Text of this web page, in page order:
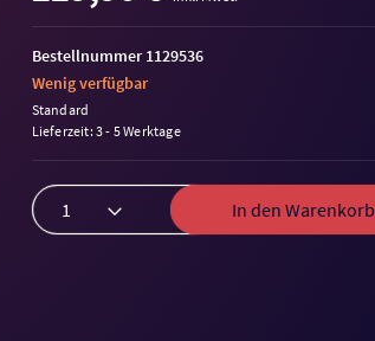
In den Warenkorb
Bestellnummer 1129536
Wenig verfügbar
Standard
Lieferzeit: 3 - 5 Werktage